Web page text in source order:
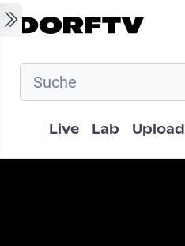
Skip to main content
Hauptnavigation
Live Lab Upload